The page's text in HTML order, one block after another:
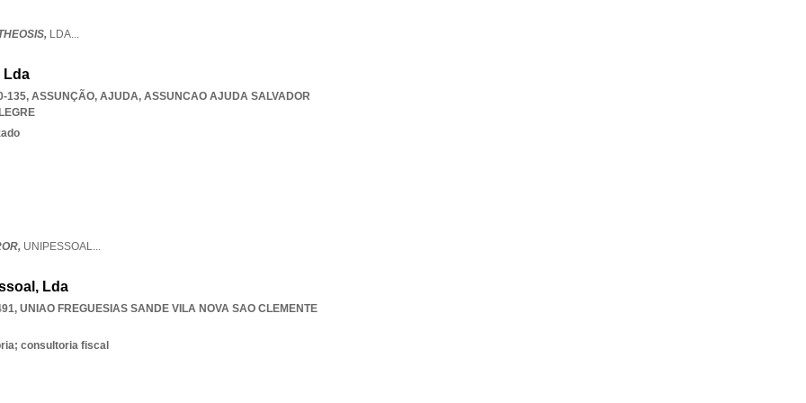
LDA...
Lda
135, ASSUNÇÃO, AJUDA, ASSUNCAO AJUDA SALVADOR
UNIPESSOAL...
Lda
, UNIAO FREGUESIAS SANDE VILA NOVA SAO CLEMENTE
consultoria fiscal